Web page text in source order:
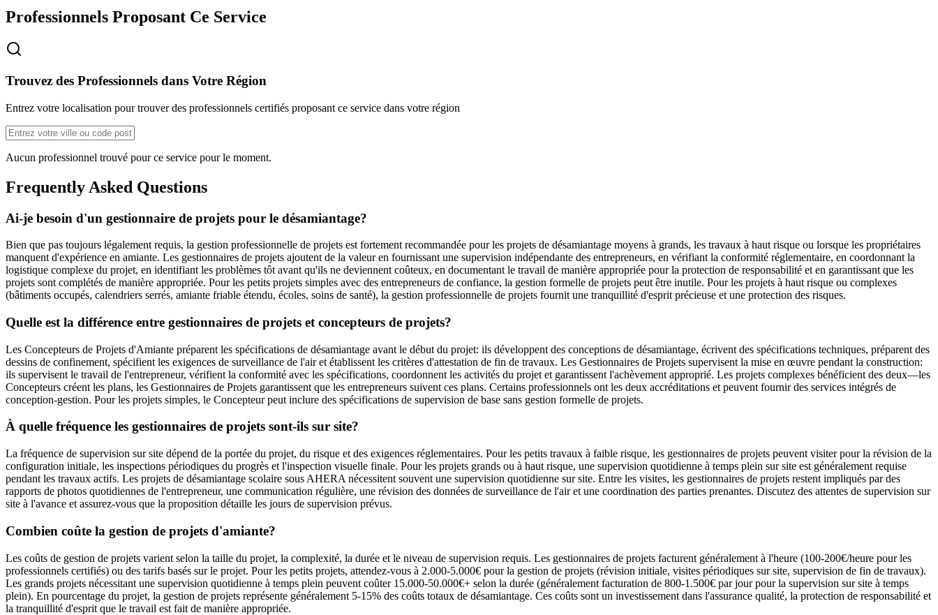
Professionnels Proposant Ce Service
Trouvez des Professionnels dans Votre Région
Entrez votre localisation pour trouver des professionnels certifiés proposant ce service dans votre région
Aucun professionnel trouvé pour ce service pour le moment.
Frequently Asked Questions
Ai-je besoin d'un gestionnaire de projets pour le désamiantage?
Bien que pas toujours légalement requis, la gestion professionnelle de projets est fortement recommandée pour les projets de désamiantage moyens à grands, les travaux à haut risque ou lorsque les propriétaires
manquent d'expérience en amiante. Les gestionnaires de projets ajoutent de la valeur en fournissant une supervision indépendante des entrepreneurs, en vérifiant la conformité réglementaire, en coordonnant la
logistique complexe du projet, en identifiant les problèmes tôt avant qu'ils ne deviennent coûteux, en documentant le travail de manière appropriée pour la protection de responsabilité et en garantissant que les
projets sont complétés de manière appropriée. Pour les petits projets simples avec des entrepreneurs de confiance, la gestion formelle de projets peut être inutile. Pour les projets à haut risque ou complexes
(bâtiments occupés, calendriers serrés, amiante friable étendu, écoles, soins de santé), la gestion professionnelle de projets fournit une tranquillité d'esprit précieuse et une protection des risques.
Quelle est la différence entre gestionnaires de projets et concepteurs de projets?
Les Concepteurs de Projets d'Amiante préparent les spécifications de désamiantage avant le début du projet: ils développent des conceptions de désamiantage, écrivent des spécifications techniques, préparent des
dessins de confinement, spécifient les exigences de surveillance de l'air et établissent les critères d'attestation de fin de travaux. Les Gestionnaires de Projets supervisent la mise en œuvre pendant la construction:
ils supervisent le travail de l'entrepreneur, vérifient la conformité avec les spécifications, coordonnent les activités du projet et garantissent l'achèvement approprié. Les projets complexes bénéficient des deux—les
Concepteurs créent les plans, les Gestionnaires de Projets garantissent que les entrepreneurs suivent ces plans. Certains professionnels ont les deux accréditations et peuvent fournir des services intégrés de
conception-gestion. Pour les projets simples, le Concepteur peut inclure des spécifications de supervision de base sans gestion formelle de projets.
À quelle fréquence les gestionnaires de projets sont-ils sur site?
La fréquence de supervision sur site dépend de la portée du projet, du risque et des exigences réglementaires. Pour les petits travaux à faible risque, les gestionnaires de projets peuvent visiter pour la révision de la
configuration initiale, les inspections périodiques du progrès et l'inspection visuelle finale. Pour les projets grands ou à haut risque, une supervision quotidienne à temps plein sur site est généralement requise
pendant les travaux actifs. Les projets de désamiantage scolaire sous AHERA nécessitent souvent une supervision quotidienne sur site. Entre les visites, les gestionnaires de projets restent impliqués par des
rapports de photos quotidiennes de l'entrepreneur, une communication régulière, une révision des données de surveillance de l'air et une coordination des parties prenantes. Discutez des attentes de supervision sur
site à l'avance et assurez-vous que la proposition détaille les jours de supervision prévus.
Combien coûte la gestion de projets d'amiante?
Les coûts de gestion de projets varient selon la taille du projet, la complexité, la durée et le niveau de supervision requis. Les gestionnaires de projets facturent généralement à l'heure (100-200€/heure pour les
professionnels certifiés) ou des tarifs basés sur le projet. Pour les petits projets, attendez-vous à 2.000-5.000€ pour la gestion de projets (révision initiale, visites périodiques sur site, supervision de fin de travaux).
Les grands projets nécessitant une supervision quotidienne à temps plein peuvent coûter 15.000-50.000€+ selon la durée (généralement facturation de 800-1.500€ par jour pour la supervision sur site à temps
plein). En pourcentage du projet, la gestion de projets représente généralement 5-15% des coûts totaux de désamiantage. Ces coûts sont un investissement dans l'assurance qualité, la protection de responsabilité et
la tranquillité d'esprit que le travail est fait de manière appropriée.